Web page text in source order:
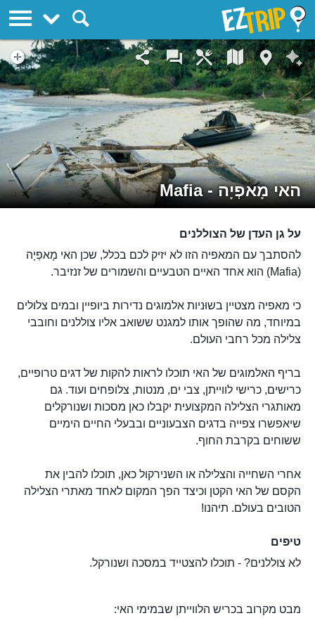
האי מָאפְיָה - Mafia
על גן העדן של הצוללנים
להסתבך עם המאפיה הזו לא יזיק לכם בכלל, שכן האי מָאפְיָה
(Mafia) הוא אחד האיים הטבעיים והשמורים של זנזיבר.
כי מאפיה מצטיין בשוּניות אלמוגים נדירות ביופיין ובמים צלולים
במיוחד, מה שהופך אותו למגנט ששואב אליו צוללנים וחובבי
צלילה מכל רחבי העולם.
בריף האלמוגים של האי תוכלו לראות להקות של דגים טרופיים,
כרישים, כרישי לווייתן, צבי ים, מנטות, צלופחים ועוד. גם
מאותגרי הצלילה המקצועית יקבלו כאן מסכות ושנורקלים
שיאפשרו צפייה בדגים הצבעוניים ובבעלי החיים הימיים
ששוחים בקרבת החוף.
אחרי השחייה והצלילה או השנירקול כאן, תוכלו להבין את
הקסם של האי הקטן וכיצד הפך המקום לאחד מאתרי הצלילה
הטובים בעולם. תיהנו!
טיפים
לא צוללנים? - תוכלו להצטייד במסכה ושנורקל.
מבט מקרוב בכריש הלווייתן שבמימי האי:
EZTrip